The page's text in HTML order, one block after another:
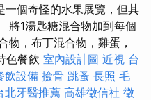
一個奇怪的水果展覽，但其
將1湯匙糖混合物加到每個
物，布丁混合物，雞蛋，
色餐飲 室內設計圖 近視 台
飲設備 撿骨 跳蚤 長照 毛
北牙醫推薦 高雄徵信社 徵